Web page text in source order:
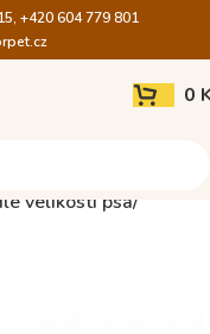
+420 604 779 801
0
velikosti psa